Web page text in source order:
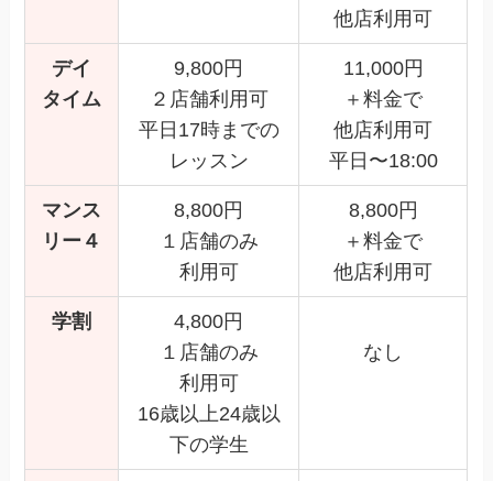
他店利用可
デイ
タイム
9,800円
２店舗利用可
平日17時までの
レッスン
11,000円
＋料金で
他店利用可
平日〜18:00
マンス
リー４
8,800円
１店舗のみ
利用可
8,800円
＋料金で
他店利用可
学割
4,800円
１店舗のみ
利用可
16歳以上24歳以
下の学生
なし